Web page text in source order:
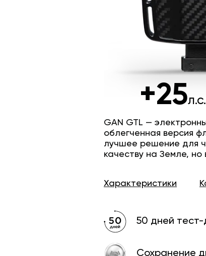
+25л.с.
GAN GTL —
облегченная версия
лучшее решение для
качеству на Земле, но
Характеристики
50 дней
Сохранение